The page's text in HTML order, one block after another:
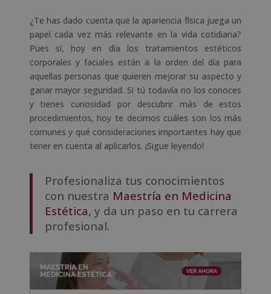
¿Te has dado cuenta que la apariencia física juega un
papel cada vez más relevante en la vida cotidiana?
Pues sí, hoy en día los tratamientos estéticos
corporales y faciales están a la orden del día para
aquellas personas que quieren mejorar su aspecto y
ganar mayor seguridad. Si tú todavía no los conoces
y tienes curiosidad por descubrir más de estos
procedimientos, hoy te decimos cuáles son los más
comunes y qué consideraciones importantes hay que
tener en cuenta al aplicarlos. ¡Sigue leyendo!
Profesionaliza tus conocimientos
con nuestra Maestría en Medicina
Estética, y da un paso en tu carrera
profesional.